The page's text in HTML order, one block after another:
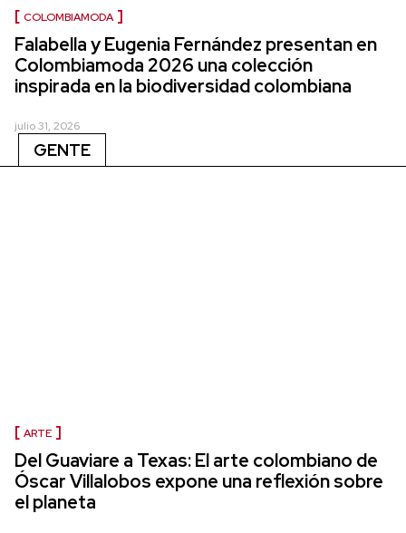
COLOMBIAMODA
Falabella y Eugenia Fernández presentan en
Colombiamoda 2026 una colección
inspirada en la biodiversidad colombiana
julio 31, 2026
GENTE
ARTE
Del Guaviare a Texas: El arte colombiano de
Óscar Villalobos expone una reflexión sobre
el planeta